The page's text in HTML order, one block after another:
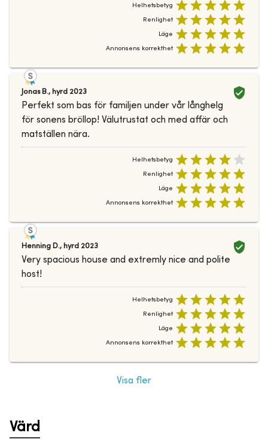
Helhetsbetyg
Renlighet
Läge
Annonsens korrekthet
Jonas B., hyrd 2023
Perfekt som bas för familjen under vår långhelg
för sonens bröllop! Välutrustat och med affär och
matställen nära.
Helhetsbetyg
Renlighet
Läge
Annonsens korrekthet
Henning D., hyrd 2023
Very spacious house and extremly nice and polite
host!
Helhetsbetyg
Renlighet
Läge
Annonsens korrekthet
Visa fler
Värd